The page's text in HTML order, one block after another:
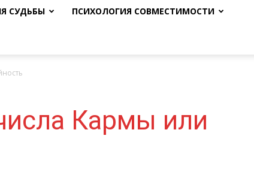
СУДЬБЫ ПСИХОЛОГИЯ СОВМЕСТИМОСТИ
Кармы или